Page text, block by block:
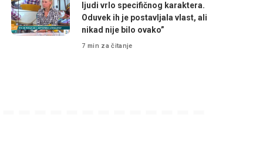
ljudi vrlo specifičnog karaktera.
Oduvek ih je postavljala vlast, ali
nikad nije bilo ovako”
7 min za čitanje